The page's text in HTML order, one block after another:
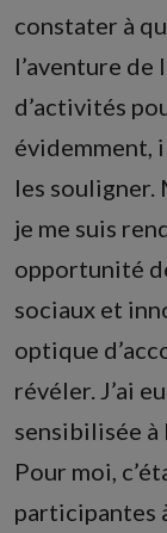
constater à
l’aventure de
d’activités
évidemment,
les souligner.
je me suis
opportunité
sociaux et
optique
révéler. J’ai
sensibilisée à
Pour moi,
participantes